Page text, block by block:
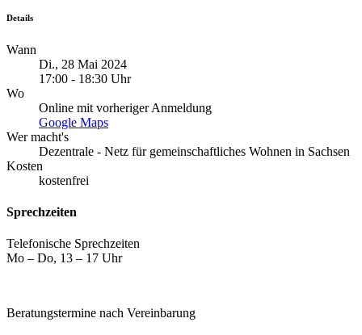
Details
Wann
Di., 28 Mai 2024
17:00 - 18:30 Uhr
Wo
Online mit vorheriger Anmeldung
Google Maps
Wer macht's
Dezentrale - Netz für gemeinschaftliches Wohnen in Sachsen
Kosten
kostenfrei
Sprechzeiten
Telefonische Sprechzeiten
Mo – Do, 13 – 17 Uhr
Beratungstermine nach Vereinbarung